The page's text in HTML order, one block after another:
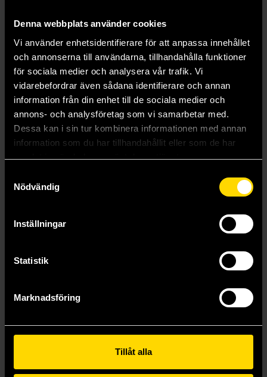
Denna webbplats använder cookies
Vi använder enhetsidentifierare för att anpassa innehållet
och annonserna till användarna, tillhandahålla funktioner
för sociala medier och analysera vår trafik. Vi
vidarebefordrar även sådana identifierare och annan
information från din enhet till de sociala medier och
annons- och analysföretag som vi samarbetar med.
Dessa kan i sin tur kombinera informationen med annan
information som du har tillhandahållit eller som de har
samlat in när du har använt deras tjänster.
Nödvändig
Inställningar
Statistik
Marknadsföring
Tillåt alla
89 kr
Beställ